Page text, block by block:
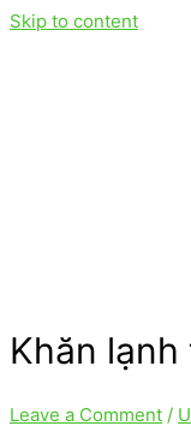
Skip to content
Khăn
Leave a Comment /